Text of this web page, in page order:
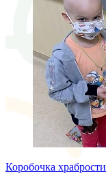
Коробочка храбрости